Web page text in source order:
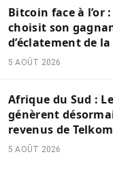
Bitcoin face à l’or
choisit son
d’éclatement de
5 AOÛT 2026
Afrique du Sud :
génèrent
revenus de Telkom
5 AOÛT 2026